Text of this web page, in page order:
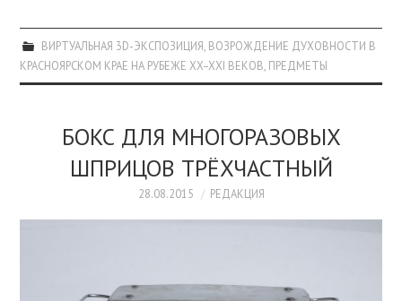
ВИРТУАЛЬНАЯ 3D-ЭКСПОЗИЦИЯ, ВОЗРОЖДЕНИЕ ДУХОВНОСТИ В
КРАСНОЯРСКОМ КРАЕ НА РУБЕЖЕ XX–XXI ВЕКОВ, ПРЕДМЕТЫ
БОКС ДЛЯ МНОГОРАЗОВЫХ
ШПРИЦОВ ТРЁХЧАСТНЫЙ
28.08.2015 РЕДАКЦИЯ